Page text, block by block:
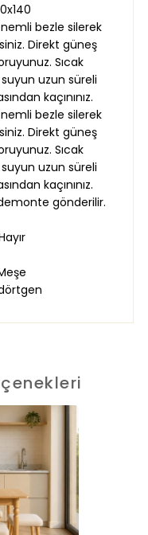
nemli bezle silerek
Direkt güneş
Sıcak
uzun süreli
kaçınınız.
nemli bezle silerek
Direkt güneş
Sıcak
uzun süreli
kaçınınız.
gönderilir.